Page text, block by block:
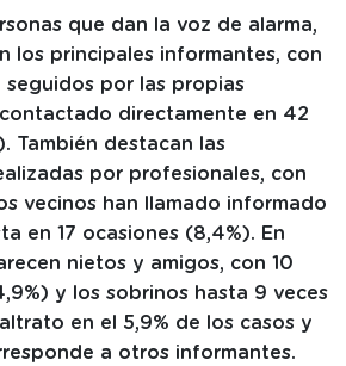
que dan la voz de alarma,
los principales informantes, con
seguidos por las propias
directamente en 42
También destacan las
por profesionales, con
vecinos han llamado informado
en 17 ocasiones (8,4%). En
nietos y amigos, con 10
y los sobrinos hasta 9 veces
en el 5,9% de los casos y
a otros informantes.